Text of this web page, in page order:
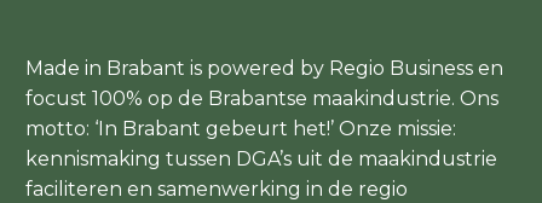
Made in Brabant is powered by Regio Business en
focust 100% op de Brabantse maakindustrie. Ons
motto: ‘In Brabant gebeurt het!’ Onze missie:
kennismaking tussen DGA’s uit de maakindustrie
faciliteren en samenwerking in de regio